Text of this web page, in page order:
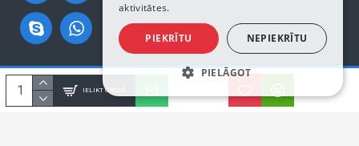
IELIKT GROZĀ
Autortiesības © 2023, Bebis.lv, Visas tiesības aizsargātas
aktivitātes.
PIEKRĪTU NEPIEKRĪTU
PIELĀGOT